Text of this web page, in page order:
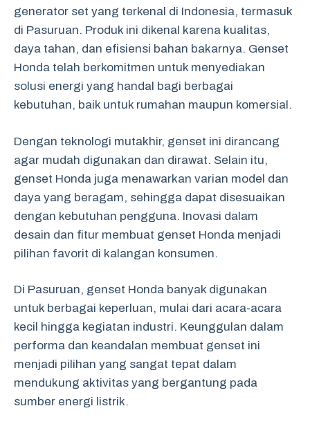
generator set yang terkenal di Indonesia, termasuk
di Pasuruan. Produk ini dikenal karena kualitas,
daya tahan, dan efisiensi bahan bakarnya. Genset
Honda telah berkomitmen untuk menyediakan
solusi energi yang handal bagi berbagai
kebutuhan, baik untuk rumahan maupun komersial.
Dengan teknologi mutakhir, genset ini dirancang
agar mudah digunakan dan dirawat. Selain itu,
genset Honda juga menawarkan varian model dan
daya yang beragam, sehingga dapat disesuaikan
dengan kebutuhan pengguna. Inovasi dalam
desain dan fitur membuat genset Honda menjadi
pilihan favorit di kalangan konsumen.
Di Pasuruan, genset Honda banyak digunakan
untuk berbagai keperluan, mulai dari acara-acara
kecil hingga kegiatan industri. Keunggulan dalam
performa dan keandalan membuat genset ini
menjadi pilihan yang sangat tepat dalam
mendukung aktivitas yang bergantung pada
sumber energi listrik.